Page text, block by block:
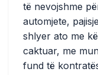
të nevojshme
automjete,
shlyer ato me
caktuar, me
fund të